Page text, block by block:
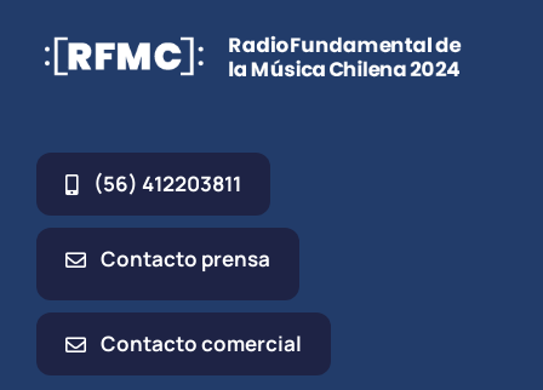
(56) 412203811
Contacto prensa
Contacto comercial